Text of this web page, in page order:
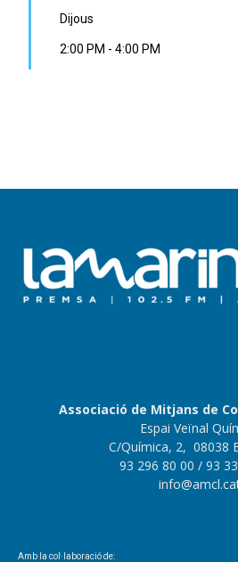
Dijous
2:00 PM - 4:00 PM
Associació de Mitjans de
Espai Veïnal
C/Química, 2, 08038
93 296 80 00 / 93
Amb la col·laboració de: